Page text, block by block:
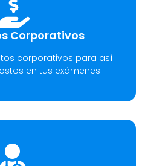
Corporativos
corporativos para así
en tus exámenes.